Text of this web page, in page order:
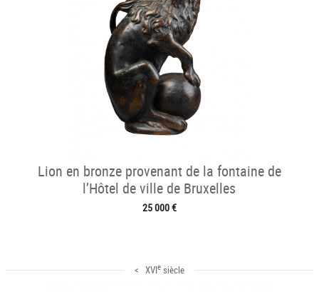
Lion en bronze provenant de la fontaine de
l’Hôtel de ville de Bruxelles
25 000 €
< XVIesiècle